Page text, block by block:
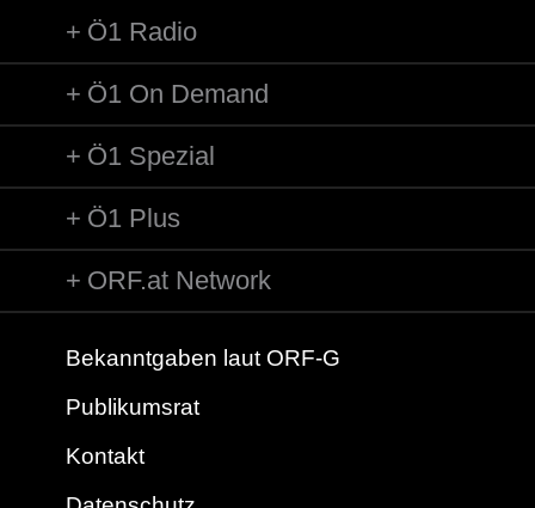
Ö1 Radio
Ö1 On Demand
Ö1 Spezial
Ö1 Plus
ORF.at Network
Bekanntgaben laut ORF-G
Publikumsrat
Kontakt